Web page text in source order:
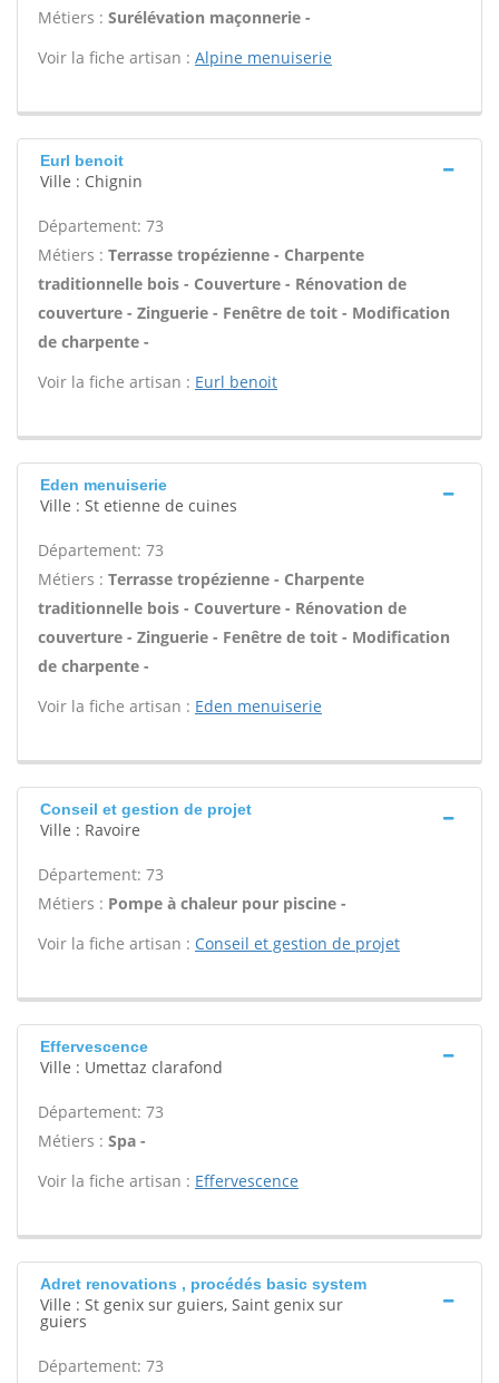
Métiers : Surélévation maçonnerie -
Voir la fiche artisan : Alpine menuiserie
Eurl benoit
Ville : Chignin
Département: 73
Métiers : Terrasse tropézienne - Charpente
traditionnelle bois - Couverture - Rénovation de
couverture - Zinguerie - Fenêtre de toit - Modification
de charpente -
Voir la fiche artisan : Eurl benoit
Eden menuiserie
Ville : St etienne de cuines
Département: 73
Métiers : Terrasse tropézienne - Charpente
traditionnelle bois - Couverture - Rénovation de
couverture - Zinguerie - Fenêtre de toit - Modification
de charpente -
Voir la fiche artisan : Eden menuiserie
Conseil et gestion de projet
Ville : Ravoire
Département: 73
Métiers : Pompe à chaleur pour piscine -
Voir la fiche artisan : Conseil et gestion de projet
Effervescence
Ville : Umettaz clarafond
Département: 73
Métiers : Spa -
Voir la fiche artisan : Effervescence
Adret renovations , procédés basic system
Ville : St genix sur guiers, Saint genix sur
guiers
Département: 73